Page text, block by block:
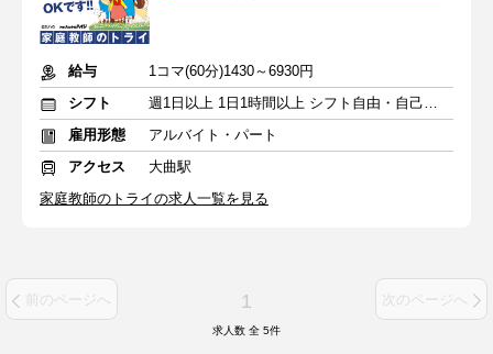
給与
1コマ(60分)1430～6930円
シフト
週1日以上 1日1時間以上 シフト自由・自己申告
雇用形態
アルバイト・パート
アクセス
大曲駅
家庭教師のトライの求人一覧を見る
前のページへ 1 次のページへ
求人数 全 5件